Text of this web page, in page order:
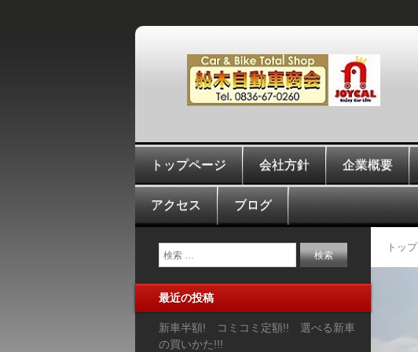
トップページ 会社方針 企業概要
アクセス ブログ
トップ
最近の投稿
新車半額! コミコミ定額!! 選べる新車
の買いかた!!!